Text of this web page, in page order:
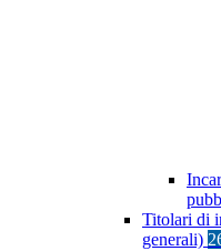
Titolari di
generali)